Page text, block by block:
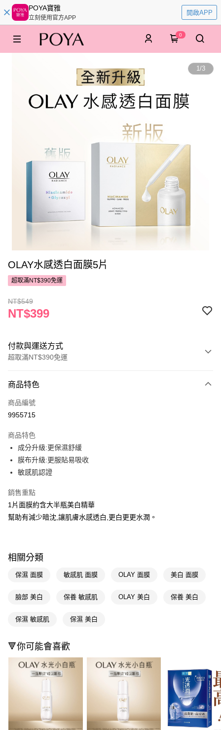
POYA寶雅
立刻使用官方APP
開啟APP
0
1/3
OLAY水感透白面膜5片
超取滿NT$390免運
NT$549
NT$399
付款與運送方式
超取滿NT$390免運
POYA支付
信用卡一次付款
LINE Pay
Apple Pay
悠遊付
Google Pay
【關於「AFTEE先享後付」】
便利好安心！
２．便利：只要手機號碼，簡訊認證，即可結帳。
【「AFTEE先享後付」結帳流程】
２．訂單成立數日內，您將收到繳費通知簡訊。
３．收到繳費通知簡訊後14天內，點擊此簡訊中的連結，可透過四大超商／
ATM／網路銀行／等多元方式進行付款，方視為交易完成。
※ 請注意：結帳手續完成當下不需立刻繳費，但若您需要取消訂單，請聯絡
購買商品的店家。未經商家同意取消之訂單仍視為有效，需透過AFTEE先享
後付繳納相關費用。
※ 交易是否成功請以「AFTEE先享後付 」之結帳頁面顯示為準，若有關於
是否繳費成功／繳費後需取消欲退款等相關疑問，請聯繫「AFTEE先享後付
客戶支援中心」https://netprotections.freshdesk.com/support/home
每筆NT$65，滿NT$390(含以上)免運費
每筆NT$65，滿NT$390(含以上)免運費
萊爾富取貨付款
每筆NT$65，滿NT$490(含以上)免運費
付款後萊爾富取貨
每筆NT$65，滿NT$490(含以上)免運費
商品特色
商品編號
9955715
商品特色
成分升級:更保濕舒緩
膜布升級:更服貼易吸收
敏感肌認證
銷售重點
1片面膜約含大半瓶美白精華
幫助有減少暗沈,讓肌膚水感透白,更白更更水潤。
相關分類
保濕 面膜 敏感肌 面膜 OLAY 面膜 美白 面膜
臉部 美白 保養 敏感肌 OLAY 美白 保養 美白
保濕 敏感肌 保濕 美白
🔻你可能會喜歡